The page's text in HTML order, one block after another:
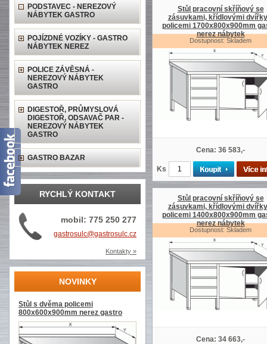
PODSTAVEC - NEREZOVÝ
NÁBYTEK GASTRO
POJÍZDNÉ VOZÍKY - GASTRO
NÁBYTEK NEREZ
POLICE ZÁVĚSNÁ -
NEREZOVÝ NÁBYTEK
GASTRO
DIGESTOŘ, PRŮMYSLOVÁ
DIGESTOŘ, ODSAVAČ PAR -
NEREZOVÝ NÁBYTEK
GASTRO
GASTRO BAZAR
RYCHLÝ KONTAKT
mobil: 775 250 277
gastrosulc@gastrosulc.cz
Kontakty »
NOVINKY
Stůl s dvěma policemi
800x600x900mm nerez gastro
Stůl pracovní skříňový se
zásuvkami, křídlovými
policemi 1700x800x900mm
nerez nábytek
Dostupnost: Skladem
Cena: 36 583,-
Ks
Stůl pracovní skříňový se
zásuvkami, křídlovými
policemi 1400x800x900mm
nerez nábytek
Dostupnost: Skladem
Cena: 34 663,-